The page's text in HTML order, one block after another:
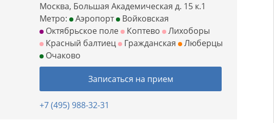
Москва, Большая Академическая д. 15 к.1
Метро:
Аэропорт
Войковская
Октябрьское поле
Коптево
Лихоборы
Красный балтиец
Гражданская
Люберцы
Очаково
Записаться на прием
+7 (495) 988-32-31